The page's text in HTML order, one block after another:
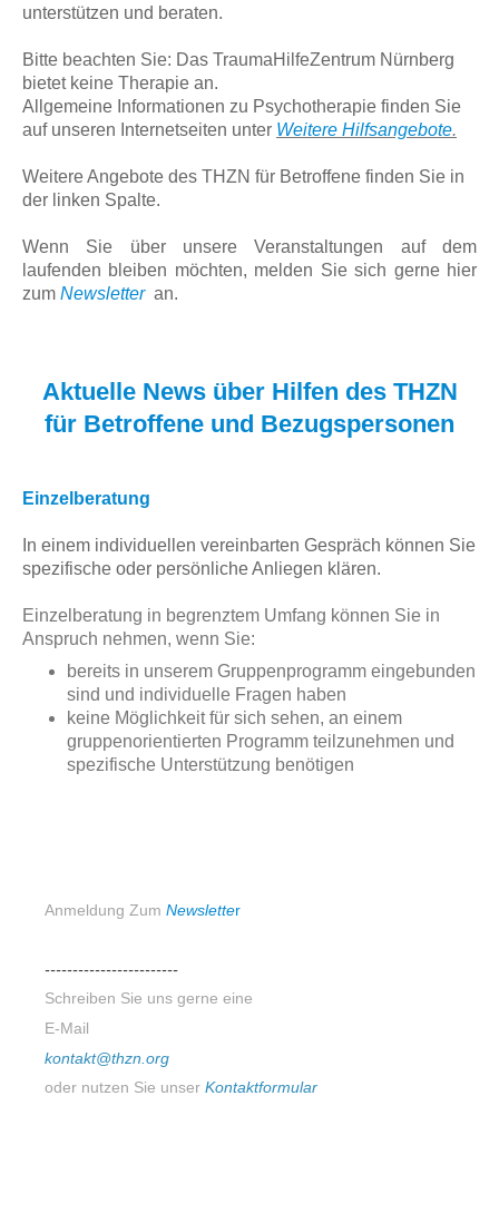
unterstützen und beraten.
Bitte beachten Sie: Das TraumaHilfeZentrum Nürnberg
bietet keine Therapie an.
Allgemeine Informationen zu Psychotherapie finden Sie
auf unseren Internetseiten unter Weitere Hilfsangebote.
Weitere Angebote des THZN für Betroffene finden Sie in
der linken Spalte.
Wenn Sie über unsere Veranstaltungen auf dem
laufenden bleiben möchten, melden Sie sich gerne hier
zum Newsletter an.
Aktuelle News über Hilfen des THZN
für Betroffene und Bezugspersonen
Einzelberatung
In einem individuellen vereinbarten Gespräch können Sie
spezifische oder persönliche Anliegen klären.
Einzelberatung in begrenztem Umfang können Sie in
Anspruch nehmen, wenn Sie:
bereits in unserem Gruppenprogramm eingebunden
sind und individuelle Fragen haben
keine Möglichkeit für sich sehen, an einem
gruppenorientierten Programm teilzunehmen und
spezifische Unterstützung benötigen
Anmeldung Zum Newsletter
------------------------
Schreiben Sie uns gerne eine
E-Mail
kontakt@thzn.org
oder nutzen Sie unser Kontaktformular